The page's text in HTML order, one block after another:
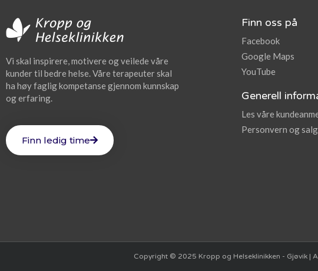
Vi skal inspirere, motivere og veilede våre
kunder til bedre helse. Våre terapeuter skal
ha høy faglig kompetanse gjennom kunnskap
og erfaring.
Finn ledig time
Finn oss på
Facebook
Google Maps
YouTube
Generell
Les våre
Personvern og
Copyright © 2025 Kropp og Helseklinikken - Gjøvik |